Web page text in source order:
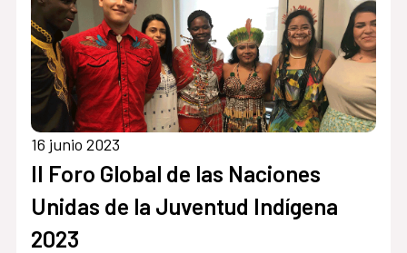
16 junio 2023
II Foro Global de las Naciones
Unidas de la Juventud Indígena
2023